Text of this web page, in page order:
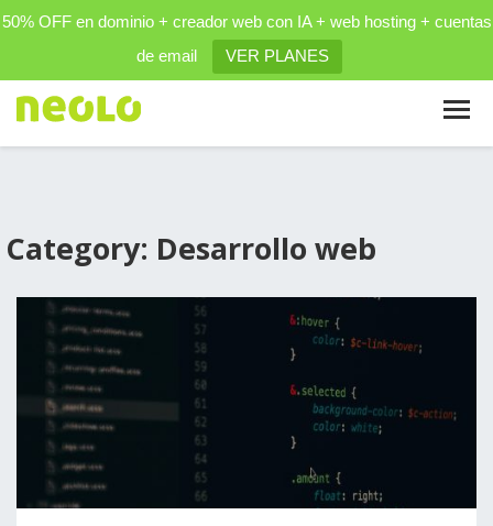
50% OFF en dominio + creador web con IA + web hosting + cuentas
de email
VER PLANES
Category: Desarrollo web